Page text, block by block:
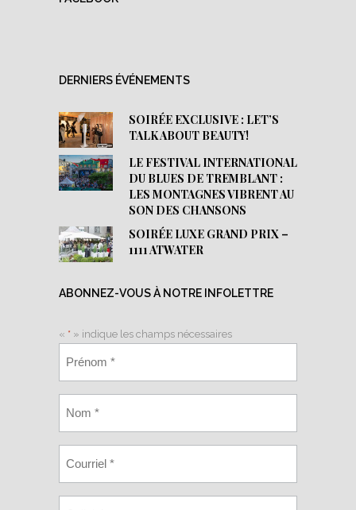
DERNIERS ÉVÉNEMENTS
SOIRÉE EXCLUSIVE : LET’S
TALK ABOUT BEAUTY!
LE FESTIVAL INTERNATIONAL
DU BLUES DE TREMBLANT :
LES MONTAGNES VIBRENT AU
SON DES CHANSONS
SOIRÉE LUXE GRAND PRIX –
1111 ATWATER
ABONNEZ-VOUS À NOTRE INFOLETTRE
« * » indique les champs nécessaires